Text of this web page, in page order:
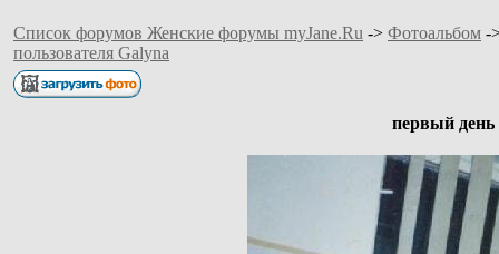
Список форумов Женские форумы myJane.Ru -> Фотоальбом -
пользователя Galyna
первый день